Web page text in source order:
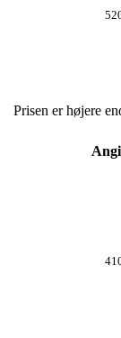
Prisen er højere